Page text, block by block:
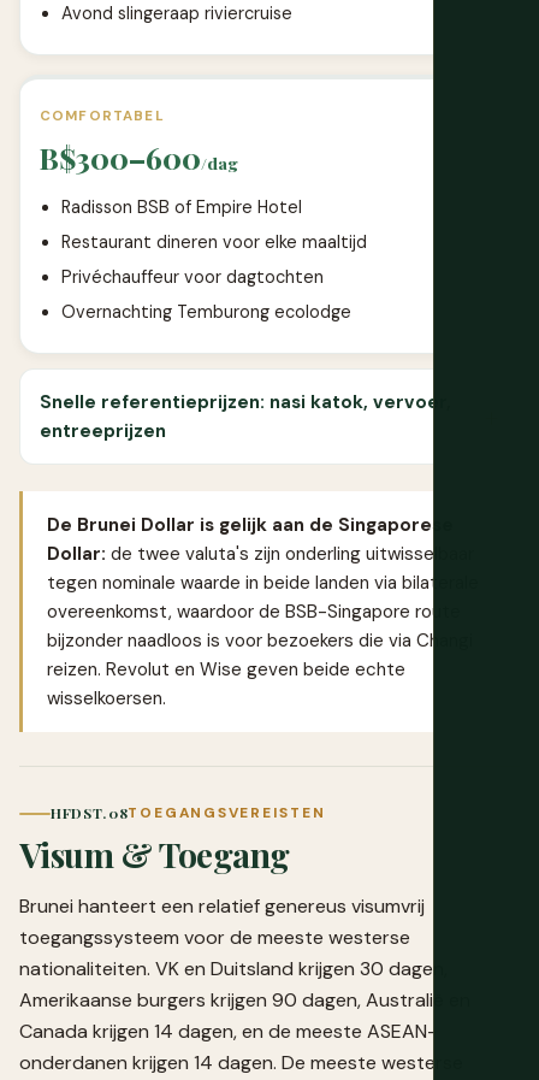
Avond slingeraap riviercruise
COMFORTABEL
B$300–600/dag
Radisson BSB of Empire Hotel
Restaurant dineren voor elke maaltijd
Privéchauffeur voor dagtochten
Overnachting Temburong ecolodge
Snelle referentieprijzen: nasi katok, vervoer,
entreeprijzen
De Brunei Dollar is gelijk aan de Singaporese
Dollar: de twee valuta's zijn onderling uitwisselbaar
tegen nominale waarde in beide landen via bilaterale
overeenkomst, waardoor de BSB-Singapore route
bijzonder naadloos is voor bezoekers die via Changi
reizen. Revolut en Wise geven beide echte
wisselkoersen.
HFDST. 08TOEGANGSVEREISTEN
Visum & Toegang
Brunei hanteert een relatief genereus visumvrij
toegangssysteem voor de meeste westerse
nationaliteiten. VK en Duitsland krijgen 30 dagen,
Amerikaanse burgers krijgen 90 dagen, Australië en
Canada krijgen 14 dagen, en de meeste ASEAN-
onderdanen krijgen 14 dagen. De meeste westerse